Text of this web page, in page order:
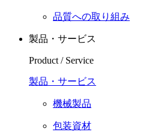
品質への取り組み
製品・サービス
Product / Service
製品・サービス
機械製品
包装資材